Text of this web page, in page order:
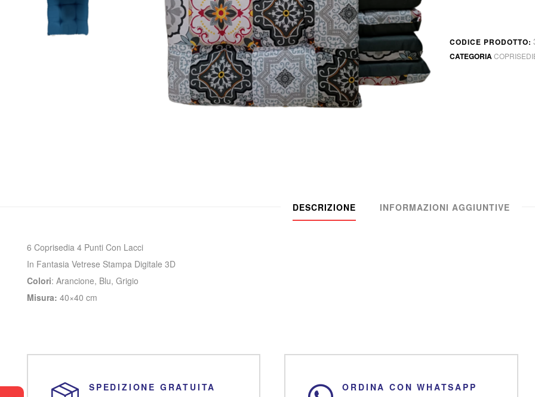
CODICE PRODOTTO:
CATEGORIA
DESCRIZIONE INFORMAZIONI AGGIUNTIVE
6 Coprisedia 4 Punti Con Lacci
In Fantasia Vetrese Stampa Digitale 3D
Colori: Arancione, Blu, Grigio
Misura: 40×40 cm
SPEDIZIONE GRATUITA
ORDINA CON WHATSAPP